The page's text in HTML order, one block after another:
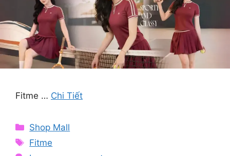
Fitme … Chi Tiết
Categories
Shop Mall
Tags
Fitme